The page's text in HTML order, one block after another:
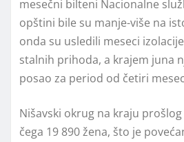
mesečni bilteni Nacionalne
opštini bile su manje-više na
onda su usledili meseci
stalnih prihoda, a krajem juna
posao za period od četiri
Nišavski okrug na kraju
čega 19 890 žena, što je